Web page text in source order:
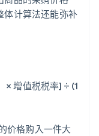
体计算法还能弥补
× 增值税税率] ÷ (1
价格购入一件大